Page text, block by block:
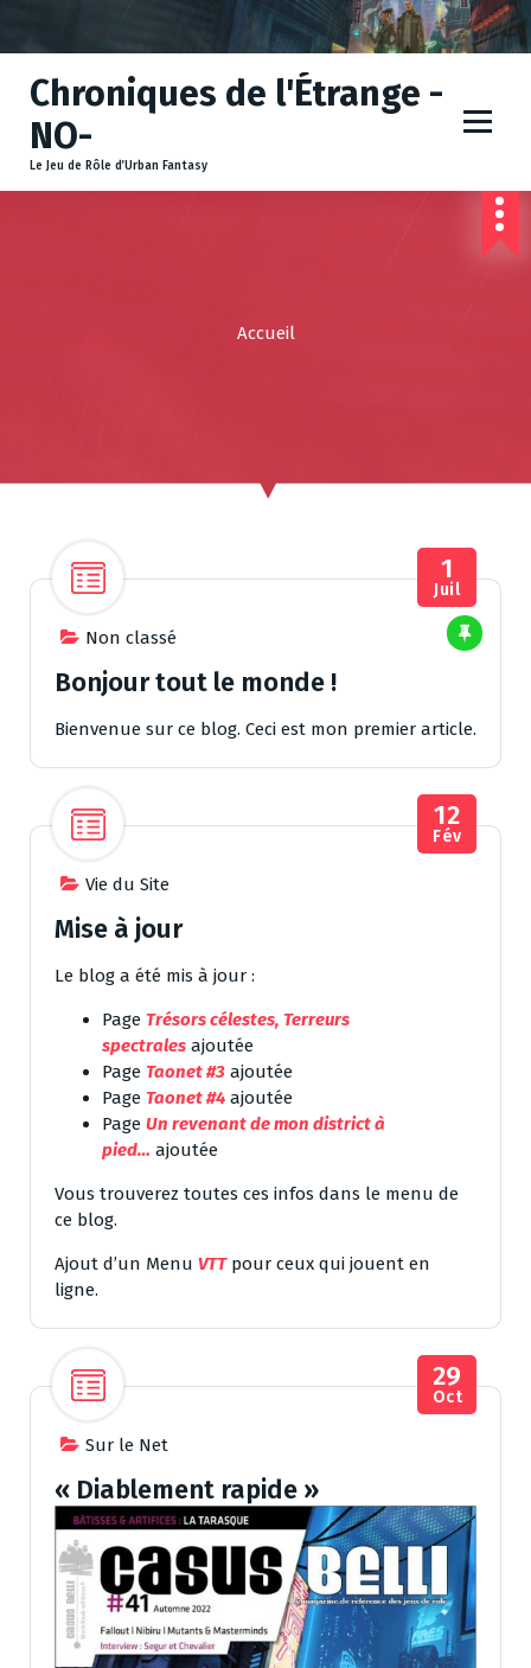
c
Chroniques de l'Étrange -
NO-
Le Jeu de Rôle d’Urban Fantasy
Accueil
Non classé
1
Juil
Bonjour tout le monde !
Bienvenue sur ce blog. Ceci est mon premier article.
Vie du Site
12
Fév
Mise à jour
Le blog a été mis à jour :
Page Trésors célestes, Terreurs
spectrales ajoutée
Page Taonet #3 ajoutée
Page Taonet #4 ajoutée
Page Un revenant de mon district à
pied… ajoutée
Vous trouverez toutes ces infos dans le menu de
ce blog.
Ajout d’un Menu VTTpour ceux qui jouent en
ligne.
Sur le Net
29
Oct
« Diablement rapide »